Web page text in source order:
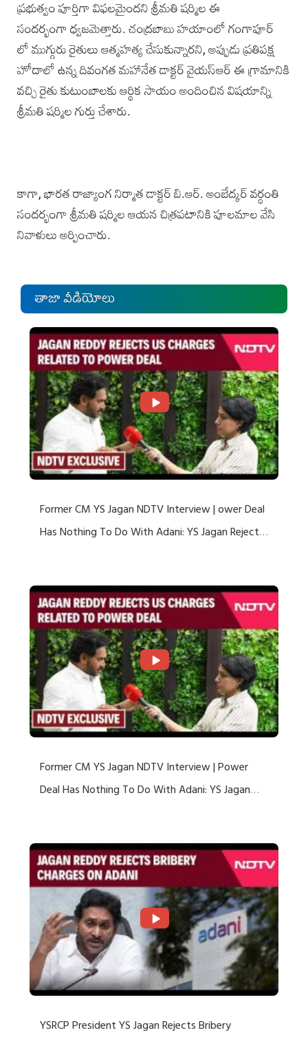
ప్రభుత్వం పూర్తిగా విఫలమైందని‌ శ్రీమతి షర్మిల ఈ
సందర్భంగా ధ్వజమెత్తారు. చంద్రబాబు హయాంలో గంగాపూర్
లో ముగ్గురు రైతులు ఆత్మహత్య చేసుకున్నారని, అప్పుడు ప్రతిపక్ష
హోదాలో ఉన్న‌ దివంగత మహానేత డాక్టర్ వై‌యస్‌ఆర్‌ ఈ గ్రామానికి
వచ్చి రైతు కుటుంబాలకు ఆర్థిక సాయం అందించిన విషయాన్ని
శ్రీమతి షర్మిల గుర్తు చేశారు.
కాగా, భారత రాజ్యాంగ నిర్మాత డాక్టర్‌ బి.ఆర్‌. అంబేద్కర్‌ వర్ధంతి
సందర్భంగా శ్రీమతి షర్మిల ఆయన చిత్రపటానికి పూలమాల వేసి
నివాళులు అర్పించారు.
తాజా వీడియోలు
Former CM YS Jagan NDTV Interview | ower Deal
Has Nothing To Do With Adani: YS Jagan Rejects
Former CM YS Jagan NDTV Interview | Power
Deal Has Nothing To Do With Adani: YS Jagan
YSRCP President YS Jagan Rejects Bribery